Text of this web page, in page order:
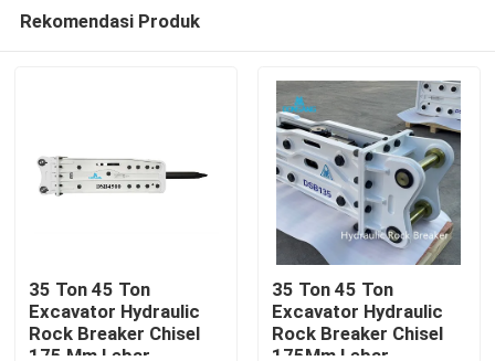
Rekomendasi Produk
35 Ton 45 Ton
Excavator Hydraulic
Rock Breaker Chisel
175 Mm Lebar
35 Ton 45 Ton
Excavator Hydraulic
Rock Breaker Chisel
175Mm Lebar